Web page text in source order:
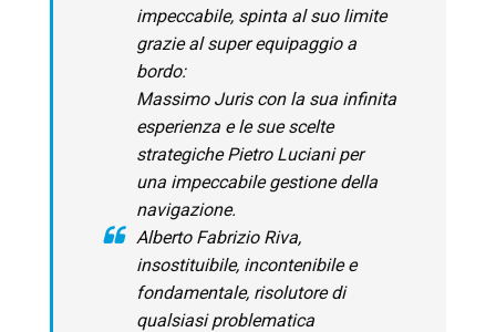
impeccabile, spinta al suo limite
grazie al super equipaggio a
bordo:
Massimo Juris con la sua infinita
esperienza e le sue scelte
strategiche Pietro Luciani per
una impeccabile gestione della
navigazione.
Alberto Fabrizio Riva,
insostituibile, incontenibile e
fondamentale, risolutore di
qualsiasi problematica